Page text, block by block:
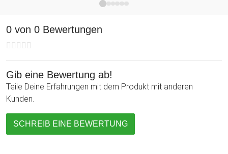
unterwegs verzichten möchte!
0 von 0 Bewertungen
Gib eine Bewertung ab!
Teile Deine Erfahrungen mit dem Produkt mit anderen
Kunden.
SCHREIB EINE BEWERTUNG